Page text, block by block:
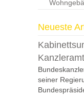
Neueste
seiner